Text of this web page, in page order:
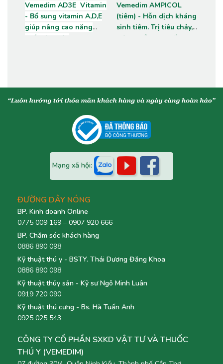
Vemedim AD3E Vitamin
- Bổ sung vitamin A,D,E
giúp nâng cao năng
suất vật nuôi.
Vemedim AMPICOL
(tiêm) - Hỗn dịch kháng
sinh tiêm. Trị tiêu chảy,
viêm phổi, tụ huyết
trên
Mạng xã hội:
ĐƯỜNG DÂY NÓNG
BP. Kinh doanh Online
0775 009 169 – 0907 920 666
BP. Chăm sóc khách hàng
0886 890 098
Kỹ thuật thú y - BSTY. Thái Dương Đăng Khoa
0886 890 098
Kỹ thuật thủy sản - Kỹ sư Ngô Minh Luân
0919 720 090
Kỹ thuật thú cưng - Bs. Hà Tuấn Anh
0925 025 543
CÔNG TY CỔ PHẦN SXKD VẬT TƯ VÀ THUỐC
THÚ Y (VEMEDIM)